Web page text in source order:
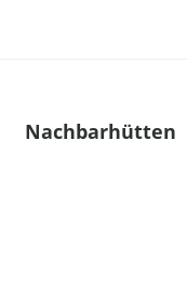
Nachbarhütten